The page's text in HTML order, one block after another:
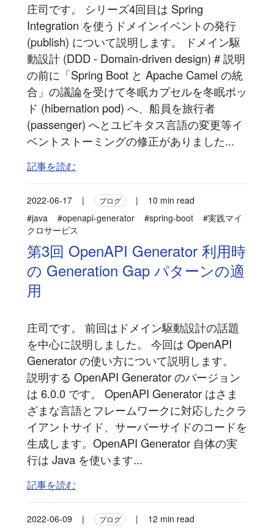
庄司です。 シリーズ4回目は Spring
Integration を使うドメインイベントの発行
(publish) について説明します。 ドメイン駆
動設計 (DDD - Domain-driven design) # 説明
の前に「Spring Boot と Apache Camel の統
合」の議論を受けて冬眠カプセルを冬眠ポッ
ド (hibernation pod) へ、船員を旅行者
(passenger) へとユビキタス言語の変更等イ
ベントストーミングの修正がありました...
記事を読む
2022-06-17 | ブログ |
10 min read
#java
#openapi-generator #spring-boot
#実践マイ
クロサービス
第3回 OpenAPI Generator 利用時
の Generation Gap パターンの適
用
庄司です。 前回はドメイン駆動設計の話題
を中心に説明しました。 今回は OpenAPI
Generator の使い方について説明します。
説明する OpenAPI Generator のバージョン
は 6.0.0 です。 OpenAPI Generator はさま
ざまな言語とフレームワークに対応したクラ
イアントサイド、サーバーサイドのコードを
生成します。OpenAPI Generator 自体の実
行は Java を使います...
記事を読む
2022-06-09 | ブログ |
12 min read